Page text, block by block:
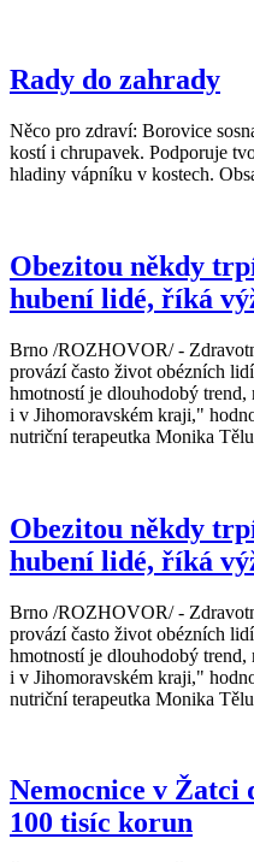
Rady do zahrady
Něco pro zdraví: Borovice
kostí i chrupavek. Podporuje
hladiny vápníku v kostech.
Obezitou někdy
hubení lidé, říká
Brno /ROZHOVOR/ -
provází často život obézních
hmotností je dlouhodobý trend,
i v Jihomoravském kraji,"
nutriční terapeutka Monika
Obezitou někdy
hubení lidé, říká
Brno /ROZHOVOR/ -
provází často život obézních
hmotností je dlouhodobý trend,
i v Jihomoravském kraji,"
nutriční terapeutka Monika
Nemocnice v Žatci
100 tisíc korun